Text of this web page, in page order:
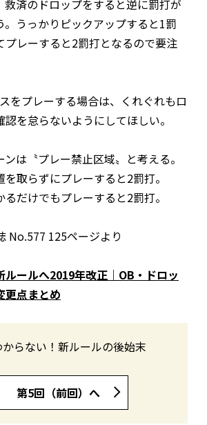
救済のドロップをすると逆に罰打が
。うっかりピックアップすると1罰
プレーすると2罰打となるので要注
をプレーする場合は、くれぐれもロ
を怠らないようにしてほしい。
ンは〝プレー禁止区域〟と考える。
を取らずにプレーすると2罰打。
るだけでもプレーすると2罰打。
No.577 125ページより
ルールへ2019年改正｜OB・ドロッ
更点まとめ
らない！新ルールの後始末
第5回（前回）へ